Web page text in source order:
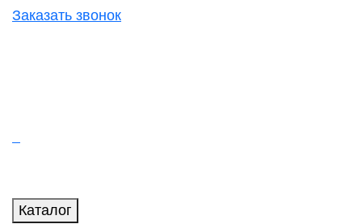
Заказать звонок
Каталог